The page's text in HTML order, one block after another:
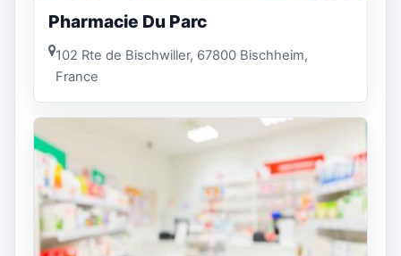
Pharmacie Du Parc
102 Rte de Bischwiller, 67800 Bischheim,
France